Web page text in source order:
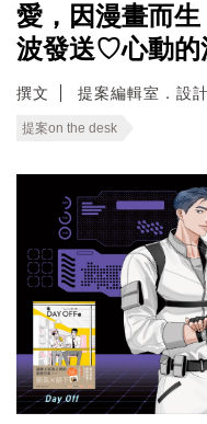
愛，因漫畫而
波發送♡心動的
撰文 提案編輯室．設
提案on the desk